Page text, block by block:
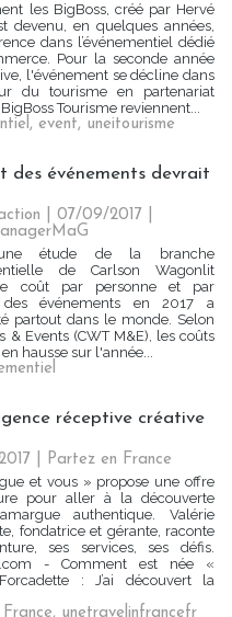
les BigBoss, créé par Hervé
devenu, en quelques années,
dans l’événementiel dédié
Pour la seconde année
l'événement se décline dans
du tourisme en partenariat
Tourisme reviennent...
, event, uneitourisme
des événements devrait
| 07/09/2017
étude de la branche
de Carlson Wagonlit
coût par personne et par
des événements en 2017 a
partout dans le monde. Selon
Events (CWT M&E), les coûts
hausse sur l'année...
réceptive créative
Partez en France
et vous » propose une offre
pour aller à la découverte
authentique. Valérie
fondatrice et gérante, raconte
ses services, ses défis.
- Comment est née «
: J’ai découvert la
, unetravelinfrancefr